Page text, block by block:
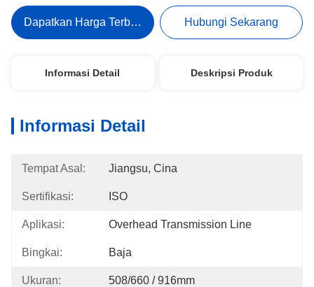
Dapatkan Harga Terbaik Hubungi Sekarang
Informasi Detail Deskripsi Produk
Informasi Detail
Tempat Asal: Jiangsu, Cina
Sertifikasi: ISO
Aplikasi: Overhead Transmission Line
Bingkai: Baja
Ukuran: 508/660 / 916mm